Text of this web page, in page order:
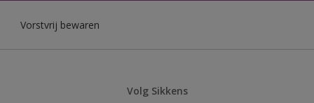
Vorstvrij bewaren
Volg Sikkens